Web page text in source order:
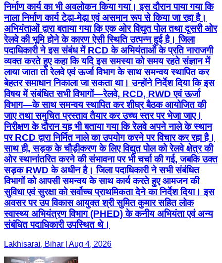
निर्माण कार्य का भी अवलोकन किया गया। इस दौरान पाया गया कि
नाला निर्माण कार्य टेढ़ा-मेढ़ा एवं असमान रूप से किया जा रहा है।
अभियंताओं द्वारा बताया गया कि एक ओर विद्युत पोल तथा दूसरी ओर
रेलवे की भूमि होने के कारण ऐसी स्थिति उत्पन्न हुई है। जिला
पदाधिकारी ने इस संबंध में RCD के अभियंताओं के प्रति नाराजगी
व्यक्त करते हुए कहा कि यदि इस समस्या को समय रहते संज्ञान में
लाया जाता तो रेलवे एवं ऊर्जा विभाग के साथ समन्वय स्थापित कर
बेहतर समाधान निकाला जा सकता था। उन्होंने निर्देश दिया कि इस
विषय में संबंधित सभी विभागों—रेलवे, RCD, RWD एवं ऊर्जा
विभाग—के साथ समन्वय स्थापित कर शीघ्र बैठक आयोजित की
जाए तथा समुचित प्रस्ताव तैयार कर उच्च स्तर पर भेजा जाए।
निरीक्षण के दौरान यह भी बताया गया कि रेलवे अपने नाले के स्थान
पर RCD द्वारा निर्मित नाले का उपयोग करने पर विचार कर रहा है।
साथ ही, सड़क के चौड़ीकरण के लिए विद्युत पोल को रेलवे क्षेत्र की
ओर स्थानांतरित करने की संभावना पर भी चर्चा की गई, जबकि उक्त
सड़क RWD के अधीन है। जिला पदाधिकारी ने सभी संबंधित
विभागों को आपसी समन्वय के साथ कार्य करते हुए आमजन की
सुविधा एवं सुरक्षा को सर्वोच्च प्राथमिकता देने का निर्देश दिया। इस
अवसर पर उप विकास आयुक्त श्री सुमित कुमार सहित लोक
स्वास्थ्य अभियंत्रण विभाग (PHED) के कनीय अभियंता एवं अन्य
संबंधित पदाधिकारी उपस्थित थे।
Lakhisarai, Bihar | Aug 4, 2026